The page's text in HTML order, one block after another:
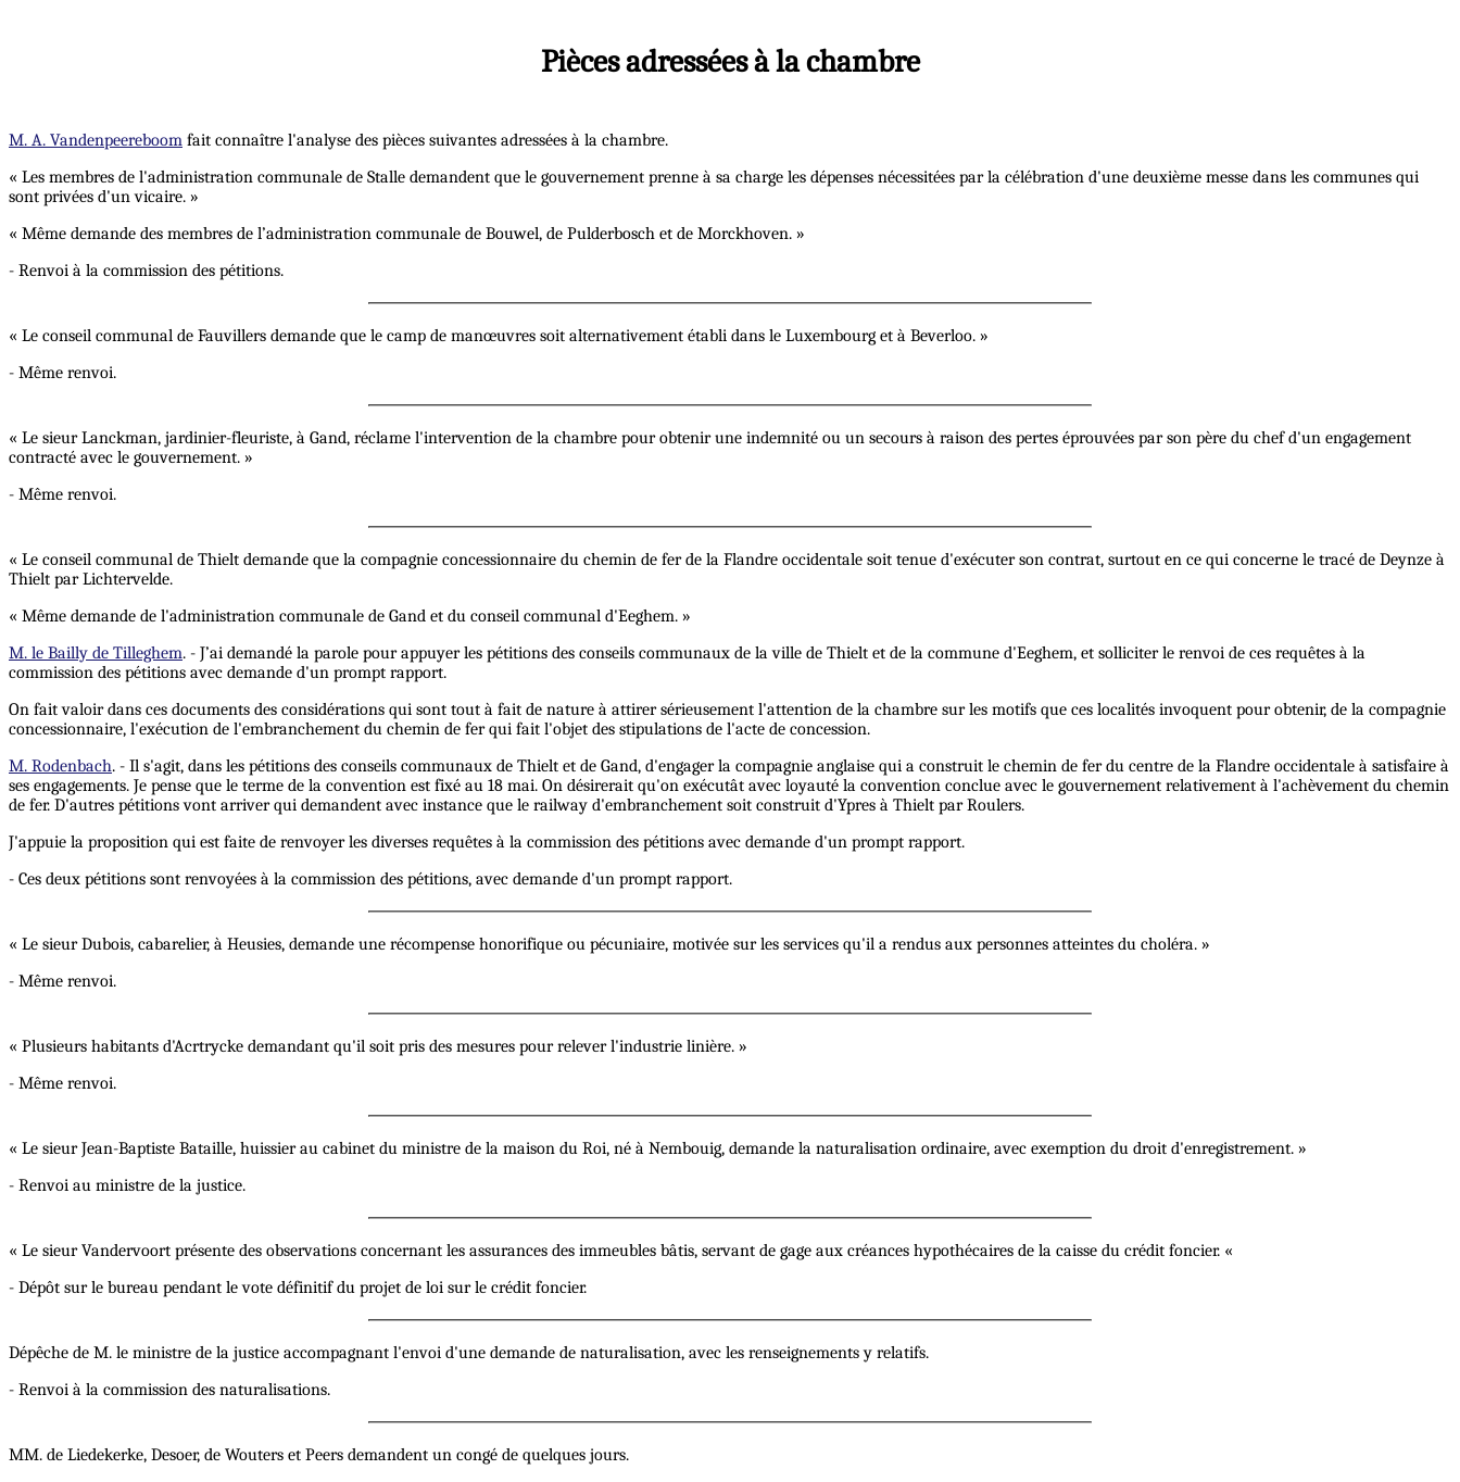
Pièces adressées à la chambre
M. A. Vandenpeereboom fait connaître l'analyse des pièces suivantes adressées à la chambre.
« Les membres de l'administration communale de Stalle demandent que le gouvernement prenne à sa charge les dépenses nécessitées par la célébration d'une deuxième messe dans les communes qui
sont privées d'un vicaire. »
« Même demande des membres de l’administration communale de Bouwel, de Pulderbosch et de Morckhoven. »
- Renvoi à la commission des pétitions.
« Le conseil communal de Fauvillers demande que le camp de manœuvres soit alternativement établi dans le Luxembourg et à Beverloo. »
- Même renvoi.
« Le sieur Lanckman, jardinier-fleuriste, à Gand, réclame l'intervention de la chambre pour obtenir une indemnité ou un secours à raison des pertes éprouvées par son père du chef d'un engagement
contracté avec le gouvernement. »
- Même renvoi.
« Le conseil communal de Thielt demande que la compagnie concessionnaire du chemin de fer de la Flandre occidentale soit tenue d'exécuter son contrat, surtout en ce qui concerne le tracé de Deynze à
Thielt par Lichtervelde.
« Même demande de l'administration communale de Gand et du conseil communal d'Eeghem. »
M. le Bailly de Tilleghem. - J’ai demandé la parole pour appuyer les pétitions des conseils communaux de la ville de Thielt et de la commune d'Eeghem, et solliciter le renvoi de ces requêtes à la
commission des pétitions avec demande d'un prompt rapport.
On fait valoir dans ces documents des considérations qui sont tout à fait de nature à attirer sérieusement l'attention de la chambre sur les motifs que ces localités invoquent pour obtenir, de la compagnie
concessionnaire, l'exécution de l'embranchement du chemin de fer qui fait l'objet des stipulations de l'acte de concession.
M. Rodenbach. - Il s'agit, dans les pétitions des conseils communaux de Thielt et de Gand, d'engager la compagnie anglaise qui a construit le chemin de fer du centre de la Flandre occidentale à satisfaire à
ses engagements. Je pense que le terme de la convention est fixé au 18 mai. On désirerait qu'on exécutât avec loyauté la convention conclue avec le gouvernement relativement à l'achèvement du chemin
de fer. D'autres pétitions vont arriver qui demandent avec instance que le railway d'embranchement soit construit d'Ypres à Thielt par Roulers.
J'appuie la proposition qui est faite de renvoyer les diverses requêtes à la commission des pétitions avec demande d'un prompt rapport.
- Ces deux pétitions sont renvoyées à la commission des pétitions, avec demande d'un prompt rapport.
« Le sieur Dubois, cabarelier, à Heusies, demande une récompense honorifique ou pécuniaire, motivée sur les services qu'il a rendus aux personnes atteintes du choléra. »
- Même renvoi.
« Plusieurs habitants d'Acrtrycke demandant qu'il soit pris des mesures pour relever l'industrie linière. »
- Même renvoi.
« Le sieur Jean-Baptiste Bataille, huissier au cabinet du ministre de la maison du Roi, né à Nembouig, demande la naturalisation ordinaire, avec exemption du droit d'enregistrement. »
- Renvoi au ministre de la justice.
« Le sieur Vandervoort présente des observations concernant les assurances des immeubles bâtis, servant de gage aux créances hypothécaires de la caisse du crédit foncier. «
- Dépôt sur le bureau pendant le vote définitif du projet de loi sur le crédit foncier.
Dépêche de M. le ministre de la justice accompagnant l'envoi d'une demande de naturalisation, avec les renseignements y relatifs.
- Renvoi à la commission des naturalisations.
MM. de Liedekerke, Desoer, de Wouters et Peers demandent un congé de quelques jours.